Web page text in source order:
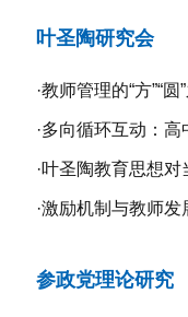
叶圣陶研究会
·教师管理的“方”“圆
·多向循环互动：
研修探究
·叶圣陶教育思想
·激励机制与教师发
参政党理论研究